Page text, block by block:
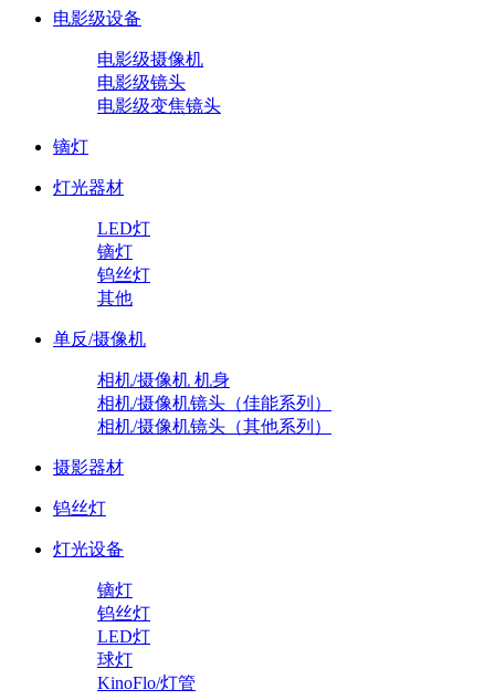
电影级设备
电影级摄像机
电影级镜头
电影级变焦镜头
镝灯
灯光器材
LED灯
镝灯
钨丝灯
其他
单反/摄像机
相机/摄像机 机身
相机/摄像机镜头（佳能系列）
相机/摄像机镜头（其他系列）
摄影器材
钨丝灯
灯光设备
镝灯
钨丝灯
LED灯
球灯
KinoFlo/灯管